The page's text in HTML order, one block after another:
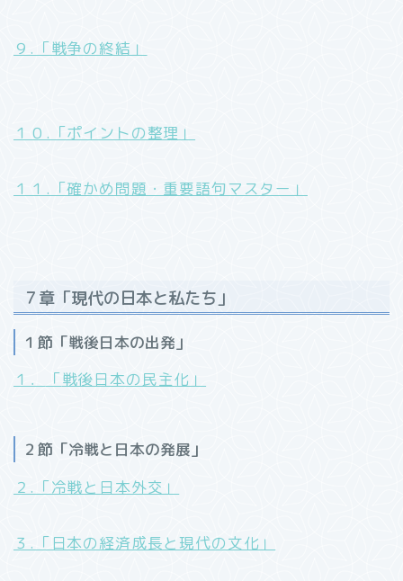
９.「戦争の終結」
１０.「ポイントの整理」
１１.「確かめ問題・重要語句マスター」
７章「現代の日本と私たち」
１節「戦後日本の出発」
１．
「戦後日本の民主化」
２節「冷戦と日本の発展」
２.「冷戦と日本外交」
３.「日本の経済成長と現代の文化」